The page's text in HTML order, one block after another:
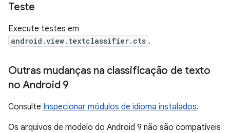
Teste
Execute testes em
android.view.textclassifier.cts .
Outras mudanças na classificação de texto
no Android 9
Consulte Inspecionar módulos de idioma instalados.
Os arquivos de modelo do Android 9 não são compatíveis